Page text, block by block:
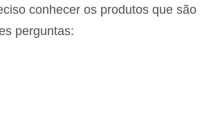
conhecer os produtos que são
perguntas: